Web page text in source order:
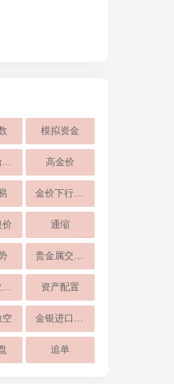
模拟资金
地缘政治利好黄金 高金价
金价下行风险
价 通缩
贵金属交易所
汇凯金业App 资产配置
空 金银进口关税
追单